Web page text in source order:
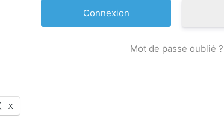
Mot de passe oublié ?
X